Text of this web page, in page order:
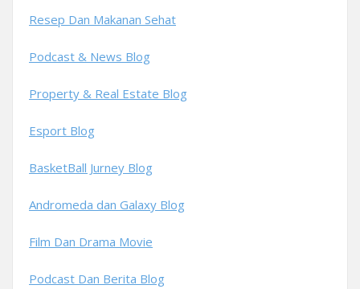
Resep Dan Makanan Sehat
Podcast & News Blog
Property & Real Estate Blog
Esport Blog
BasketBall Jurney Blog
Andromeda dan Galaxy Blog
Film Dan Drama Movie
Podcast Dan Berita Blog